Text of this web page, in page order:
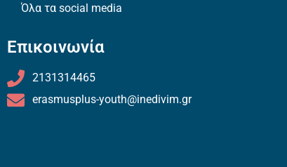
Όλα τα social media
Επικοινωνία
2131314465
erasmusplus-youth@inedivim.gr